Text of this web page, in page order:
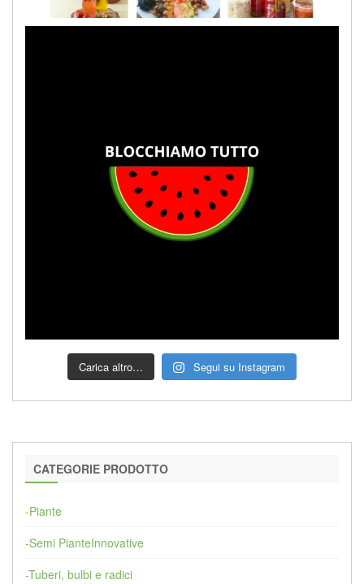
Carica altro… Segui su Instagram
CATEGORIE PRODOTTO
-Piante
-Semi PianteInnovative
-Tuberi, bulbi e radici